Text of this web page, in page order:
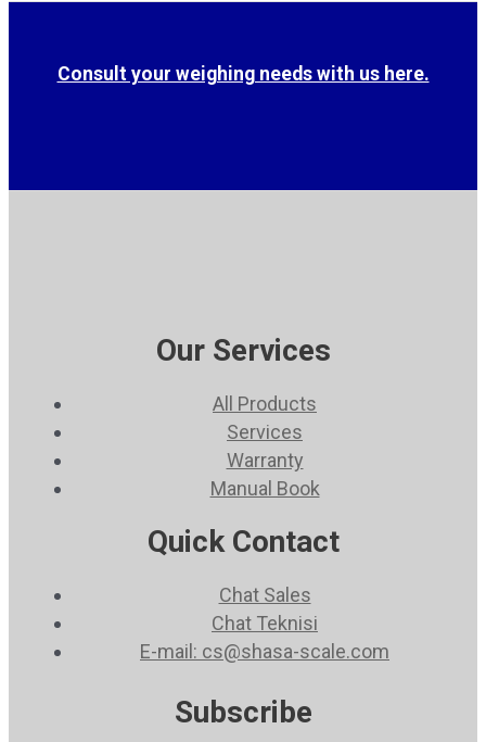
Consult your weighing needs with us here.
Our Services
All Products
Services
Warranty
Manual Book
Quick Contact
Chat Sales
Chat Teknisi
E-mail: cs@shasa-scale.com
Subscribe